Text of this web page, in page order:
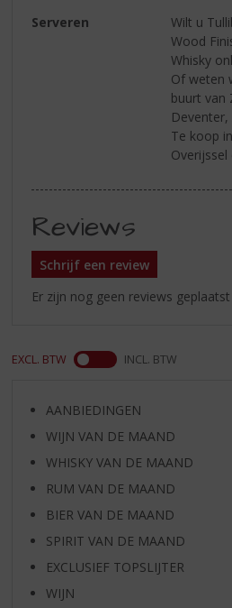
Serveren
Wilt u
Wood
Whisky
Of weten
buurt van
Te koop
Overijssel
Reviews
Schrijf een review
Er zijn nog geen reviews
EXCL. BTW INCL. BTW
AANBIEDINGEN
WIJN VAN DE MAAND
WHISKY VAN DE MAAND
RUM VAN DE MAAND
BIER VAN DE MAAND
SPIRIT VAN DE MAAND
EXCLUSIEF TOPSLIJTER
WIJN